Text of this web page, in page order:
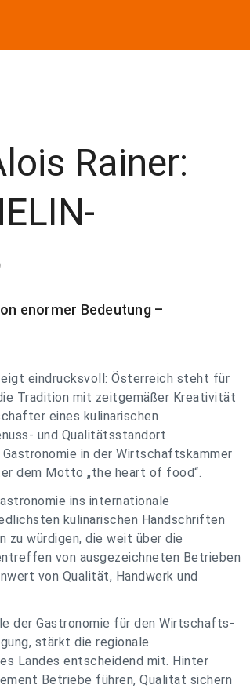
Rainer:
enormer Bedeutung –
eindrucksvoll: Österreich steht für
Tradition mit zeitgemäßer Kreativität
eines kulinarischen
und Qualitätsstandort
in der Wirtschaftskammer
dem Motto „the heart of food“.
ins internationale
kulinarischen Handschriften
zu würdigen, die weit über die
von ausgezeichneten Betrieben
von Qualität, Handwerk und
der Gastronomie für den Wirtschafts-
stärkt die regionale
Landes entscheidend mit. Hinter
Betriebe führen, Qualität sichern